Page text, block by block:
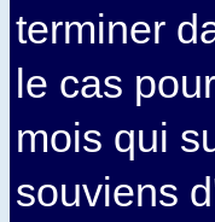
terminer
le cas
mois qui
souviens